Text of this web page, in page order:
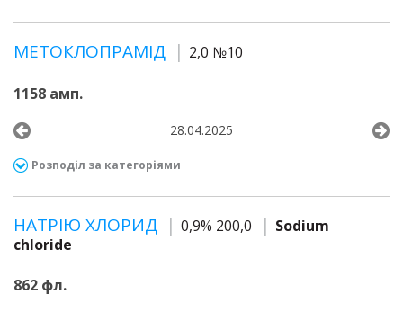
МЕТОКЛОПРАМІД 2,0 №10
1158 амп.
28.04.2025
Розподіл за категоріями
НАТРІЮ ХЛОРИД 0,9% 200,0
Sodium
chloride
862 фл.